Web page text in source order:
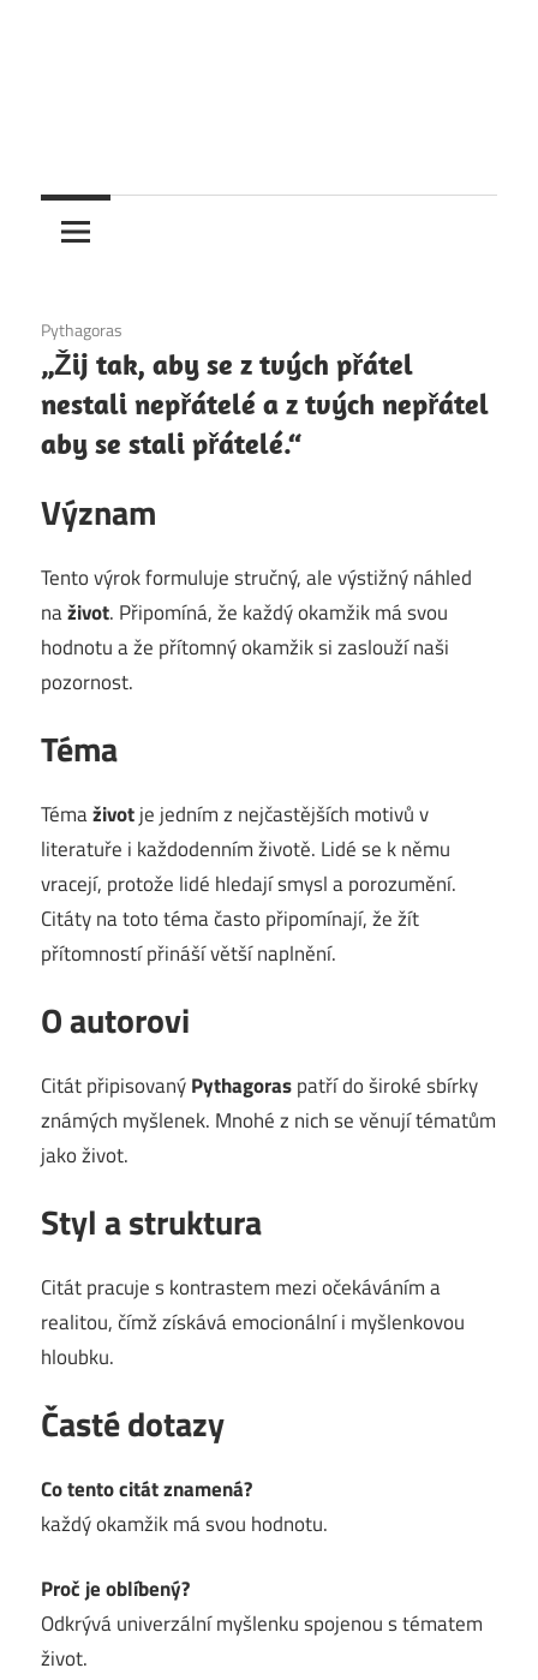
1. 12. 2020
Pythagoras
„Žij tak, aby se z tvých přátel
nestali nepřátelé a z tvých nepřátel
aby se stali přátelé.“
Význam
Tento výrok formuluje stručný, ale výstižný náhled
naživot. Připomíná, že každý okamžik má svou
hodnotu a že přítomný okamžik si zaslouží naši
pozornost.
Téma
Témaživotje jedním z nejčastějších motivů v
literatuře i každodenním životě. Lidé se k němu
vracejí, protože lidé hledají smysl a porozumění.
Citáty na toto téma často připomínají, že žít
přítomností přináší větší naplnění.
O autorovi
Citát připisovanýPythagoraspatří do široké sbírky
známých myšlenek. Mnohé z nich se věnují tématům
jako život.
Styl a struktura
Citát pracuje s kontrastem mezi očekáváním a
realitou, čímž získává emocionální i myšlenkovou
hloubku.
Časté dotazy
Co tento citát znamená?
každý okamžik má svou hodnotu.
Proč je oblíbený?
Odkrývá univerzální myšlenku spojenou s tématem
život.